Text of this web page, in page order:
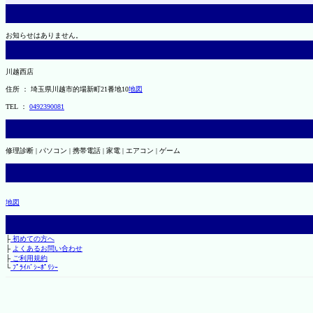
お知らせはありません。
川越西店
住所 ： 埼玉県川越市的場新町21番地10地図
TEL ： 0492390081
修理診断 | パソコン | 携帯電話 | 家電 | エアコン | ゲーム
地図
├初めての方へ
├ よくあるお問い合わせ
├ご利用規約
└ﾌﾟﾗｲﾊﾞｼｰﾎﾟﾘｼｰ